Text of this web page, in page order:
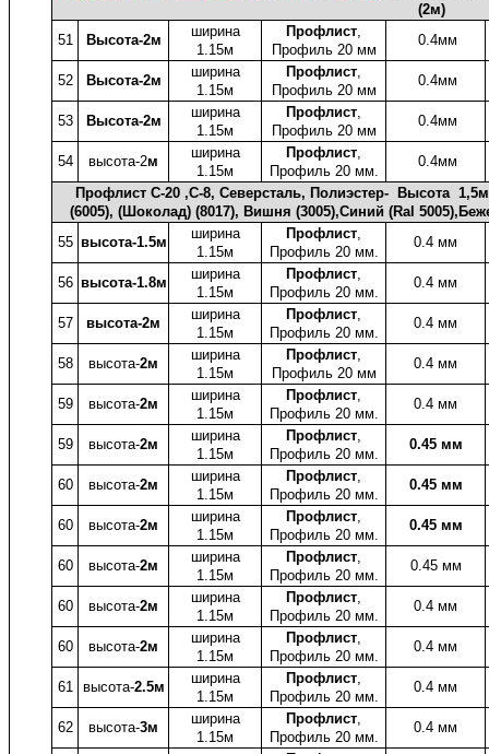
(2м)
51
Высота-2м
ширина
1.15м
Профлист,
Профиль 20 мм
0.4мм
52 Высота-2м
ширина
1.15м
Профлист,
Профиль 20 мм
0.4мм
53 Высота-2м
ширина
1.15м
Профлист,
Профиль 20 мм
0.4мм
54 высота-2м
ширина
1.15м
Профлист,
Профиль 20 мм.
0.4мм
Профлист C-20 ,С-8, Северсталь, Полиэстер- Высота
(6005), (Шоколад) (8017), Вишня (3005),Синий (Ral
55 высота-1.5м
ширина
1.15м
Профлист,
Профиль 20 мм.
0.4 мм
56 высота-1.8м
ширина
1.15м
Профлист,
Профиль 20 мм.
0.4 мм
57 высота-2м
ширина
1.15м
Профлист,
Профиль 20 мм.
0.4 мм
58 высота-2м
ширина
1.15м
Профлист,
Профиль 20 мм
0.4 мм
59 высота-2м
ширина
1.15м
Профлист,
Профиль 20 мм.
0.4 мм
59 высота-2м
ширина
1.15м
Профлист,
Профиль 20 мм.
0.45 мм
60 высота-2м
ширина
1.15м
Профлист,
Профиль 20 мм.
0.45 мм
60 высота-2м
ширина
1.15м
Профлист,
Профиль 20 мм.
0.45 мм
60 высота-2м
ширина
1.15м
Профлист,
Профиль 20 мм.
0.45 мм
60 высота-2м
ширина
1.15м
Профлист,
Профиль 20 мм.
0.4 мм
60 высота-2м
ширина
1.15м
Профлист,
Профиль 20 мм.
0.4 мм
61 высота-2.5м
ширина
1.15м
Профлист,
Профиль 20 мм.
0.4 мм
62 высота-3м
ширина
1.15м
Профлист,
Профиль 20 мм.
0.4 мм